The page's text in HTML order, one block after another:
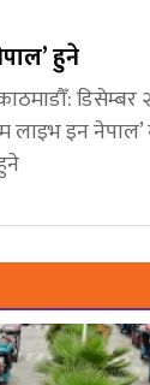
हुने
डिसेम्बर
लाइभ इन